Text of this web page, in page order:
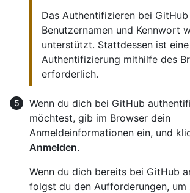
Das Authentifizieren bei
Benutzernamen und Kennwort
unterstützt. Stattdessen ist eine
Authentifizierung mithilfe des
erforderlich.
Wenn du dich bei GitHub
möchtest, gib im Browser dein
Anmeldeinformationen ein, und
Anmelden.
Wenn du dich bereits bei GitHub
folgst du den Aufforderungen, um